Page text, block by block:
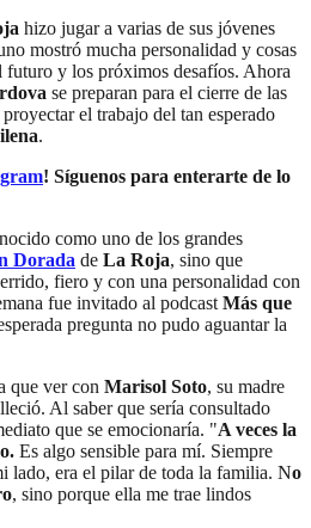
hizo jugar a varias de sus jóvenes
mostró mucha personalidad y cosas
futuro y los próximos desafíos. Ahora
se preparan para el cierre de las
el trabajo del tan esperado
.
! Síguenos para enterarte de lo
como uno de los grandes
Dorada de La Roja, sino que
fiero y con una personalidad con
fue invitado al podcast Más que
pregunta no pudo aguantar la
que ver con Marisol Soto, su madre
Al saber que sería consultado
que se emocionaría. "A veces la
Es algo sensible para mí. Siempre
lado, era el pilar de toda la familia. No
, sino porque ella me trae lindos